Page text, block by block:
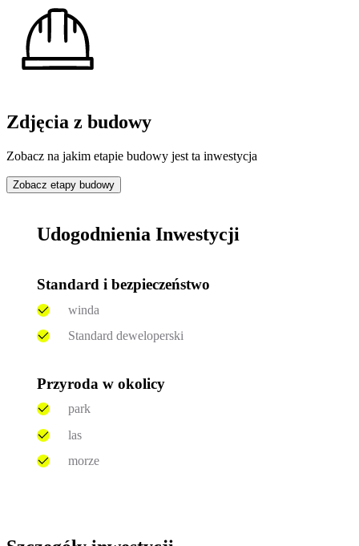
Zdjęcia z budowy
Zobacz na jakim etapie budowy jest ta inwestycja
Zobacz etapy budowy
Udogodnienia Inwestycji
Standard i bezpieczeństwo
winda
Standard deweloperski
Przyroda w okolicy
park
las
morze